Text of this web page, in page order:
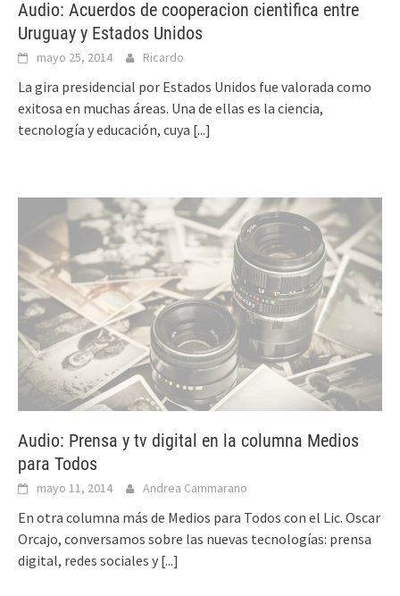
Audio: Acuerdos de cooperacion cientifica entre
Uruguay y Estados Unidos
mayo 25, 2014 Ricardo
La gira presidencial por Estados Unidos fue valorada como
exitosa en muchas áreas. Una de ellas es la ciencia,
tecnología y educación, cuya [...]
Audio: Prensa y tv digital en la columna Medios
para Todos
mayo 11, 2014 Andrea Cammarano
En otra columna más de Medios para Todos con el Lic. Oscar
Orcajo, conversamos sobre las nuevas tecnologías: prensa
digital, redes sociales y [...]